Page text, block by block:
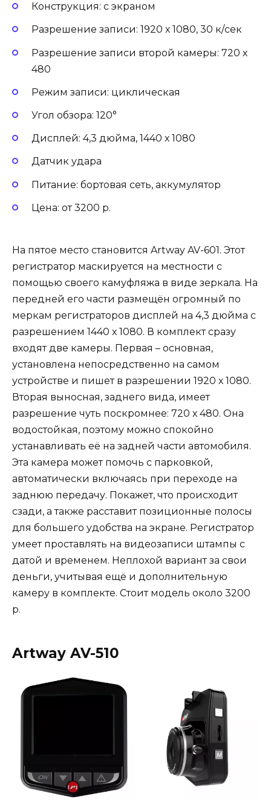
Конструкция: с экраном
Разрешение записи: 1920 х 1080, 30 к/сек
Разрешение записи второй камеры: 720 х
480
Режим записи: циклическая
Угол обзора: 120°
Дисплей: 4,3 дюйма, 1440 х 1080
Датчик удара
Питание: бортовая сеть, аккумулятор
Цена: от 3200 р.
На пятое место становится Artway AV-601. Этот
регистратор маскируется на местности с
помощью своего камуфляжа в виде зеркала. На
передней его части размещён огромный по
меркам регистраторов дисплей на 4,3 дюйма с
разрешением 1440 х 1080. В комплект сразу
входят две камеры. Первая – основная,
установлена непосредственно на самом
устройстве и пишет в разрешении 1920 х 1080.
Вторая выносная, заднего вида, имеет
разрешение чуть поскромнее: 720 х 480. Она
водостойкая, поэтому можно спокойно
устанавливать её на задней части автомобиля.
Эта камера может помочь с парковкой,
автоматически включаясь при переходе на
заднюю передачу. Покажет, что происходит
сзади, а также расставит позиционные полосы
для большего удобства на экране. Регистратор
умеет проставлять на видеозаписи штампы с
датой и временем. Неплохой вариант за свои
деньги, учитывая ещё и дополнительную
камеру в комплекте. Стоит модель около 3200
р.
Artway AV-510